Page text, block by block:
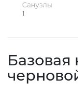
Санузлы
1
Базовая